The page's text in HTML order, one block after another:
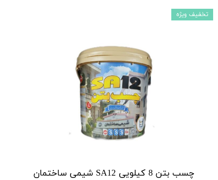
چسب بتن 8 کیلویی SA12 شیمی ساختمان
تخفیف ویژه